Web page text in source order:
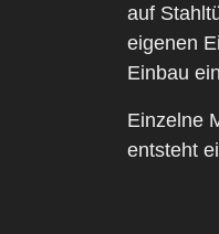
auf
eigenen
Einbau
Einzelne
entsteht